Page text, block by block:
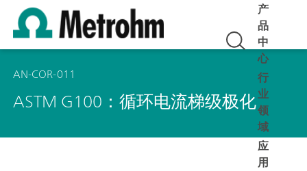
产
品
中
心
行
业
领
域
应
用
AN-COR-011
ASTM G100：循环电流梯级极化